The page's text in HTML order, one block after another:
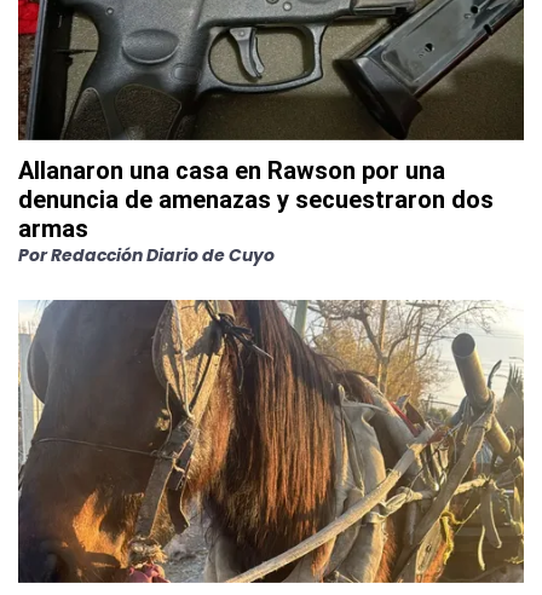
Allanaron una casa en Rawson por una
denuncia de amenazas y secuestraron dos
armas
PorRedacción Diario de Cuyo